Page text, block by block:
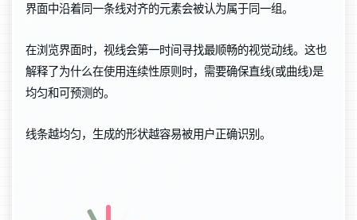
界面中沿着同一条线对齐的元素会被认为属于同一组。
在浏览界面时，视线会第一时间寻找最顺畅的视觉动线。这也
解释了为什么在使用连续性原则时，需要确保直线(或曲线)是
均匀和可预测的。
线条越均匀，生成的形状越容易被用户正确识别。